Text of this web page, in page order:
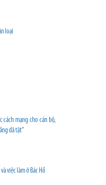
loại
cách mạng cho cán bộ,
dã tật”
việc làm ở Bác Hồ